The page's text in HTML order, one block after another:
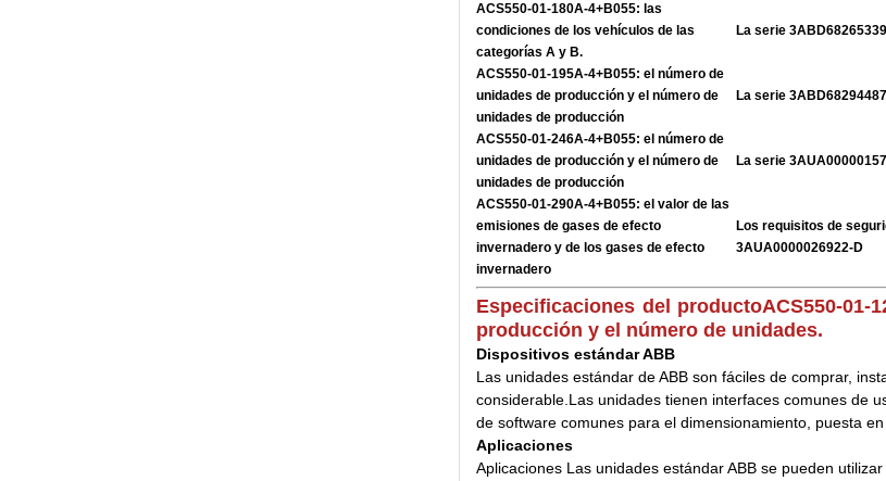
ACS550-01-180A-4+B055: las
condiciones de los vehículos de las
categorías A y B.
La serie
ACS550-01-195A-4+B055: el número de
unidades de producción y el número de
unidades de producción
La serie
ACS550-01-246A-4+B055: el número de
unidades de producción y el número de
unidades de producción
La serie
ACS550-01-290A-4+B055: el valor de las
emisiones de gases de efecto
invernadero y de los gases de efecto
invernadero
Los requisitos de
3AUA0000026922-D
Especificaciones del productoACS550-01-
producción y el número de unidades.
Dispositivos estándar ABB
Las unidades estándar de ABB son fáciles de comprar,
considerable.Las unidades tienen interfaces comunes de
de software comunes para el dimensionamiento, puesta
Aplicaciones
Aplicaciones Las unidades estándar ABB se pueden